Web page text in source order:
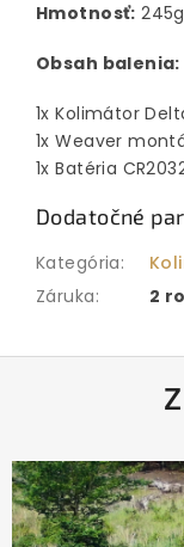
Hmotnosť: 245g
Obsah balenia:
1x Kolimátor
1x Weaver
1x Batéria
Dodatočné
Kategória:
Záruka: 2
ä